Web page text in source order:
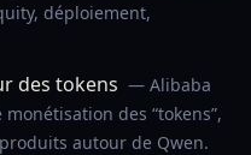
déploiement,
des tokens — Alibaba
des “tokens”,
autour de Qwen.